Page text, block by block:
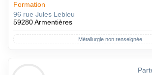
Formation
96 rue Jules Lebleu
59280 Armentières
Métallurgie non renseignée